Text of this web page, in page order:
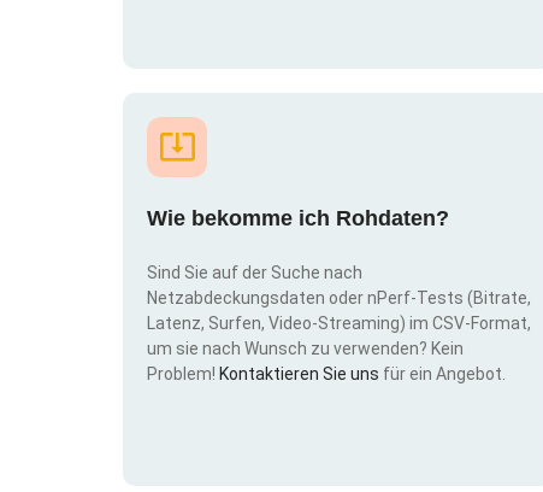
Wie bekomme ich Rohdaten?
Sind Sie auf der Suche nach
Netzabdeckungsdaten oder nPerf-Tests (Bitrate,
Latenz, Surfen, Video-Streaming) im CSV-Format,
um sie nach Wunsch zu verwenden? Kein
Problem! Kontaktieren Sie uns für ein Angebot.